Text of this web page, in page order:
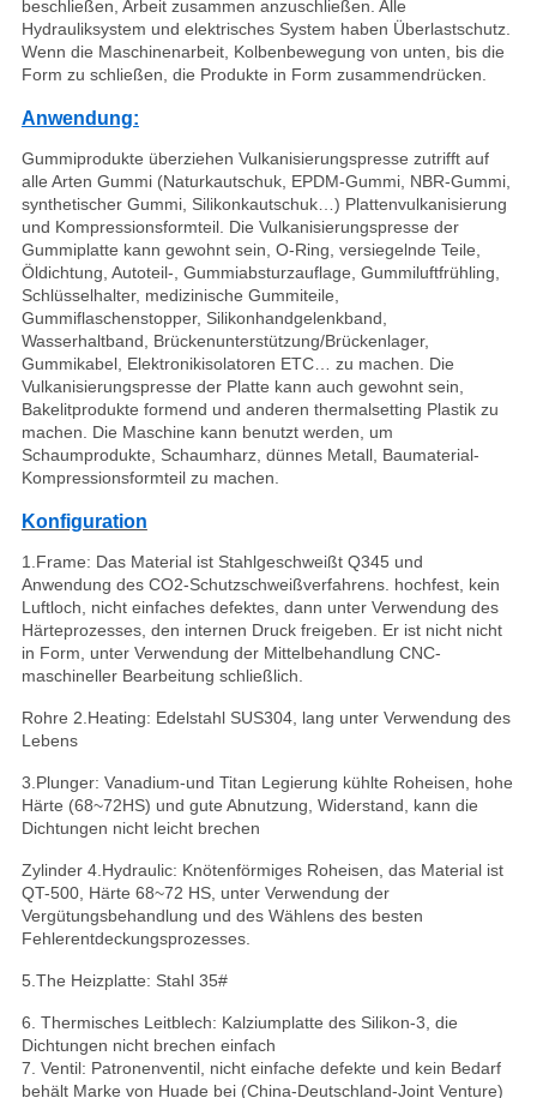
beschließen, Arbeit zusammen anzuschließen. Alle
Hydrauliksystem und elektrisches System haben Überlastschutz.
Wenn die Maschinenarbeit, Kolbenbewegung von unten, bis die
Form zu schließen, die Produkte in Form zusammendrücken.
Anwendung:
Gummiprodukte überziehen Vulkanisierungspresse zutrifft auf
alle Arten Gummi (Naturkautschuk, EPDM-Gummi, NBR-Gummi,
synthetischer Gummi, Silikonkautschuk…) Plattenvulkanisierung
und Kompressionsformteil. Die Vulkanisierungspresse der
Gummiplatte kann gewohnt sein, O-Ring, versiegelnde Teile,
Öldichtung, Autoteil-, Gummiabsturzauflage, Gummiluftfrühling,
Schlüsselhalter, medizinische Gummiteile,
Gummiflaschenstopper, Silikonhandgelenkband,
Wasserhaltband, Brückenunterstützung/Brückenlager,
Gummikabel, Elektronikisolatoren ETC… zu machen. Die
Vulkanisierungspresse der Platte kann auch gewohnt sein,
Bakelitprodukte formend und anderen thermalsetting Plastik zu
machen. Die Maschine kann benutzt werden, um
Schaumprodukte, Schaumharz, dünnes Metall, Baumaterial-
Kompressionsformteil zu machen.
Konfiguration
1.Frame: Das Material ist Stahlgeschweißt Q345 und
Anwendung des CO2-Schutzschweißverfahrens. hochfest, kein
Luftloch, nicht einfaches defektes, dann unter Verwendung des
Härteprozesses, den internen Druck freigeben. Er ist nicht nicht
in Form, unter Verwendung der Mittelbehandlung CNC-
maschineller Bearbeitung schließlich.
Rohre 2.Heating: Edelstahl SUS304, lang unter Verwendung des
Lebens
3.Plunger: Vanadium-und Titan Legierung kühlte Roheisen, hohe
Härte (68~72HS) und gute Abnutzung, Widerstand, kann die
Dichtungen nicht leicht brechen
Zylinder 4.Hydraulic: Knötenförmiges Roheisen, das Material ist
QT-500, Härte 68~72 HS, unter Verwendung der
Vergütungsbehandlung und des Wählens des besten
Fehlerentdeckungsprozesses.
5.The Heizplatte: Stahl 35#
6. Thermisches Leitblech: Kalziumplatte des Silikon-3, die
Dichtungen nicht brechen einfach
7. Ventil: Patronenventil, nicht einfache defekte und kein Bedarf
behält Marke von Huade bei (China-Deutschland-Joint Venture)